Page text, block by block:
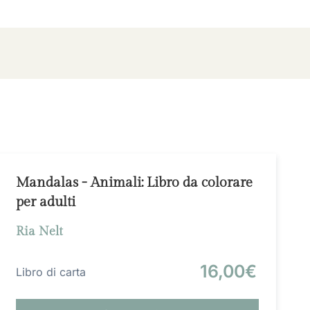
Mandalas - Animali: Libro da colorare
per adulti
Ria Nelt
Libro di carta 16,00€